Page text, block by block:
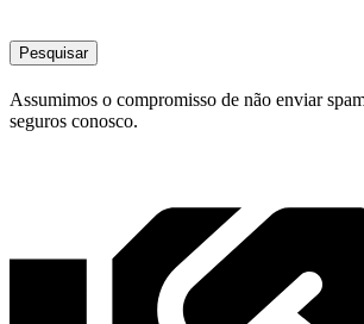
Pesquisar
Assumimos o compromisso de não enviar
seguros conosco.